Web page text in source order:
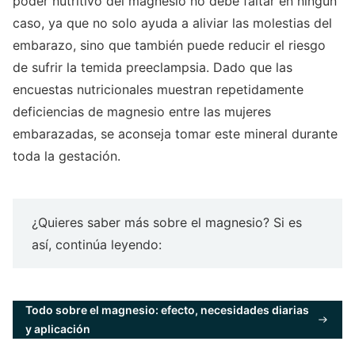
caso, ya que no solo ayuda a aliviar las molestias del
embarazo, sino que también puede reducir el riesgo
de sufrir la temida preeclampsia. Dado que las
encuestas nutricionales muestran repetidamente
deficiencias de magnesio entre las mujeres
embarazadas, se aconseja tomar este mineral durante
toda la gestación.
¿Quieres saber más sobre el magnesio? Si es
así, continúa leyendo:
Todo sobre el magnesio: efecto, necesidades diarias
y aplicación